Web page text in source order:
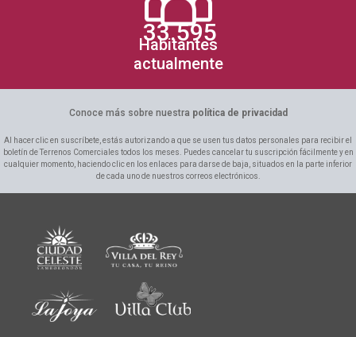
33.595
Habitantes
actualmente
Conoce más sobre nuestra política de privacidad
Al hacer clic en suscríbete, estás autorizando a que se usen tus datos personales para recibir el
boletín de Terrenos Comerciales todos los meses. Puedes cancelar tu suscripción fácilmente y en
cualquier momento, haciendo clic en los enlaces para darse de baja, situados en la parte inferior
de cada uno de nuestros correos electrónicos.